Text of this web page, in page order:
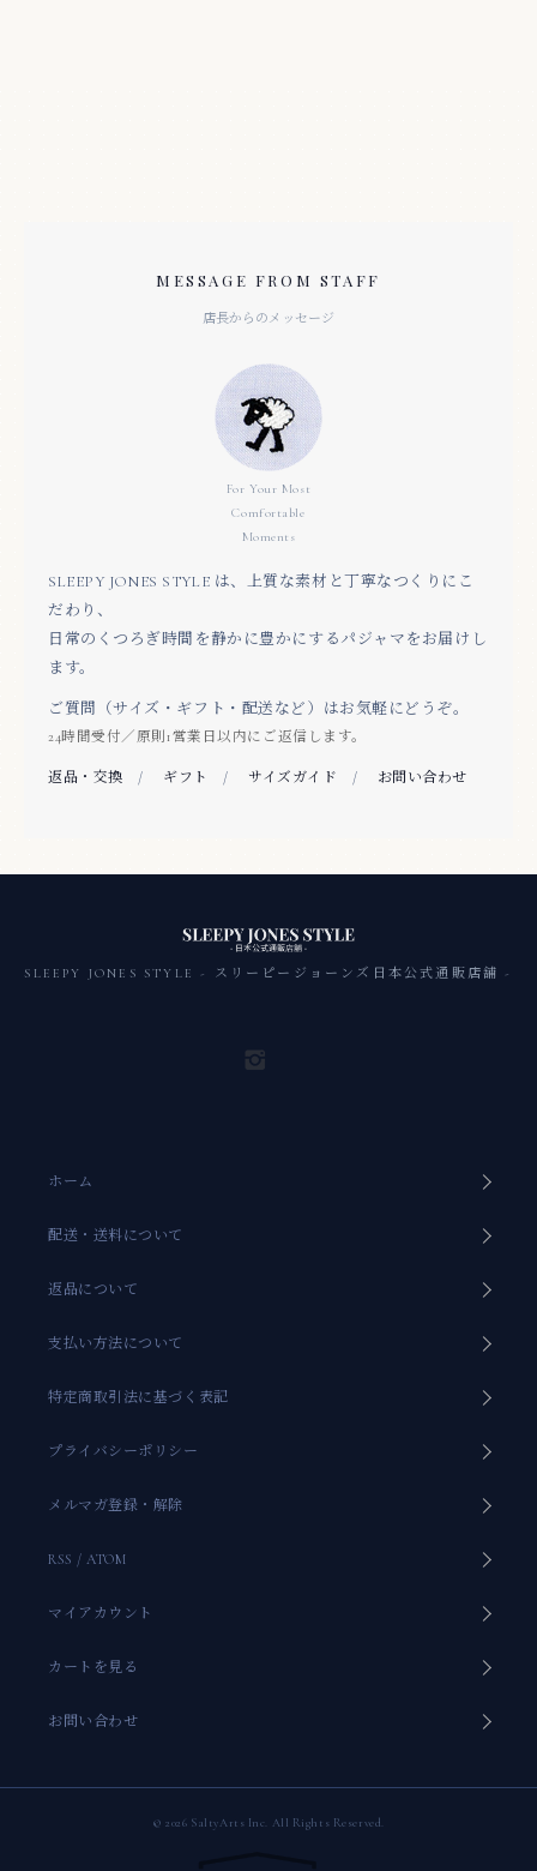
MESSAGE FROM STAFF
店長からのメッセージ
For Your Most
Comfortable
Moments
SLEEPY JONES STYLE は、上質な素材と丁寧なつくりにこ
だわり、
日常のくつろぎ時間を静かに豊かにするパジャマをお届けし
ます。
ご質問（サイズ・ギフト・配送など）はお気軽にどうぞ。
24時間受付／原則1営業日以内にご返信します。
返品・交換 / ギフト / サイズガイド / お問い合わせ
SLEEPY JONES STYLE - スリーピージョーンズ日本公式通販店舗 -
ホーム
配送・送料について
返品について
支払い方法について
特定商取引法に基づく表記
プライバシーポリシー
メルマガ登録・解除
RSS / ATOM
マイアカウント
カートを見る
お問い合わせ
© 2026 SaltyArts Inc. All Rights Reserved.